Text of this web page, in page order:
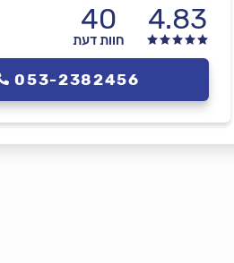
4.83
40
חוות דעת
053-2382456